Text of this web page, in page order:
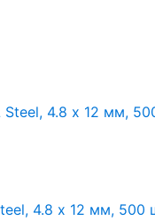
4.8 х 12 мм, 500